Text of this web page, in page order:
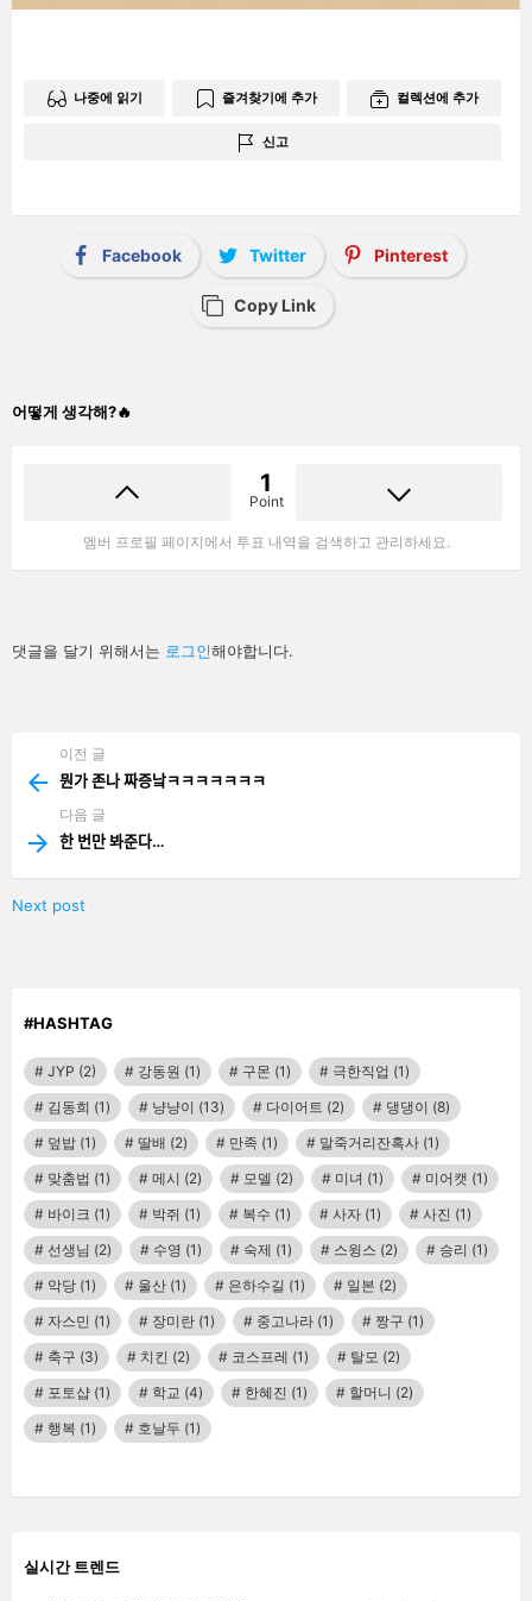
나중에 읽기 즐겨찾기에 추가 컬렉션에 추가
신고
Facebook Twitter Pinterest
Copy Link
어떻게 생각해?🔥
1
Point
멤버 프로필 페이지에서 투표 내역을 검색하고 관리하세요.
답
글
댓글을 달기 위해서는 로그인해야합니다.
more
이전 글
뭔가 존나 짜증낰ㅋㅋㅋㅋㅋㅋㅋ
다음 글
한 번만 봐준다…
Next post
#HASHTAG
JYP (2) 강동원 (1) 구몬 (1) 극한직업 (1)
김동희 (1) 냥냥이 (13) 다이어트 (2) 댕댕이 (8)
덮밥 (1) 딸배 (2) 만족 (1) 말죽거리잔혹사 (1)
맞춤법 (1) 메시 (2) 모델 (2) 미녀 (1) 미어캣 (1)
바이크 (1) 박쥐 (1) 복수 (1) 사자 (1) 사진 (1)
선생님 (2) 수영 (1) 숙제 (1) 스윙스 (2) 승리 (1)
악당 (1) 울산 (1) 은하수길 (1) 일본 (2)
자스민 (1) 장미란 (1) 중고나라 (1) 짱구 (1)
축구 (3) 치킨 (2) 코스프레 (1) 탈모 (2)
포토샵 (1) 학교 (4) 한혜진 (1) 할머니 (2)
행복 (1) 호날두 (1)
실시간 트렌드